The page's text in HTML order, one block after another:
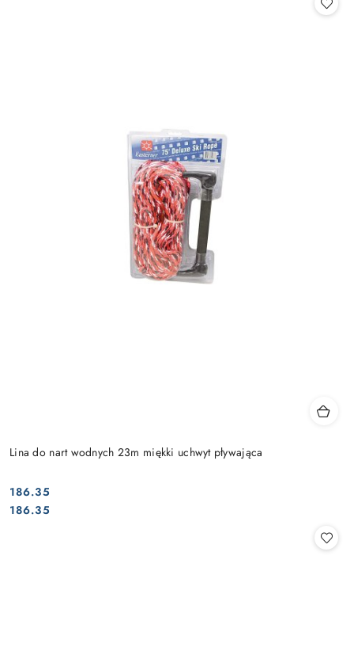
Lina do nart wodnych 23m miękki uchwyt pływająca
Cena:
186.35
Cena:
186.35